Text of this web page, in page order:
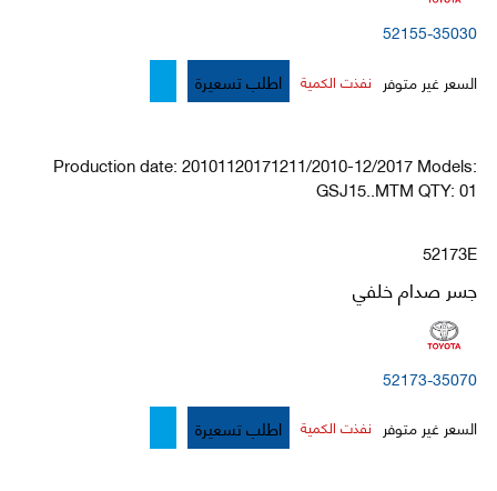
52155-35030
السعر غير متوفر نفذت الكمية اطلب تسعيرة
Production date: 20101120171211/2010-12/2017 Models:
GSJ15..MTM QTY: 01
52173E
جسر صدام خلفي
52173-35070
السعر غير متوفر نفذت الكمية اطلب تسعيرة